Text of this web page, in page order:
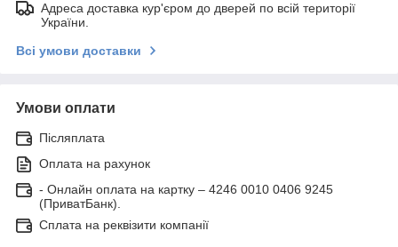
Адреса доставка кур'єром до дверей по всій території
України.
Всі умови доставки
Умови оплати
Післяплата
Оплата на рахунок
- Онлайн оплата на картку – 4246 0010 0406 9245
(ПриватБанк).
Сплата на реквізити компанії